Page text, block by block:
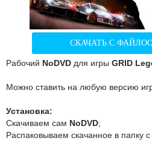
СКАЧАТЬ С
Рабочий NoDVD для игры GRID
Можно ставить на любую версию
Установка:
Скачиваем сам NoDVD;
Распаковываем скачанное в папку с